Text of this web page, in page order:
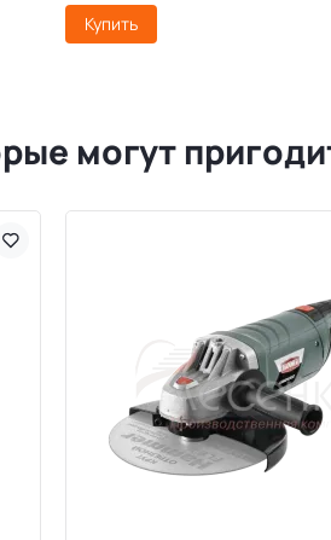
Купить
могут